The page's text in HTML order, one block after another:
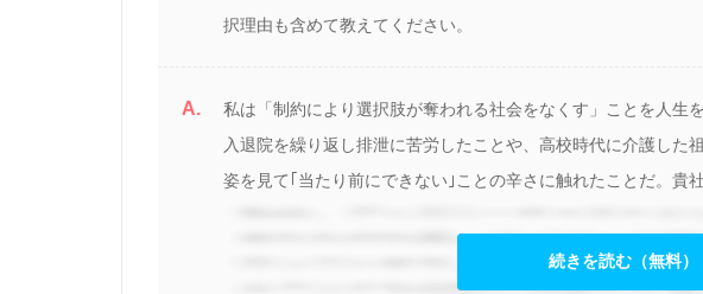
択理由も含めて教えてください。
A.
私は「制約により選択肢が奪われる社会をなくす」ことを人生
入退院を繰り返し排泄に苦労したことや、高校時代に介護した
姿を見て｢当たり前にできない｣ことの辛さに触れたことだ。貴
続きを読む（無料）